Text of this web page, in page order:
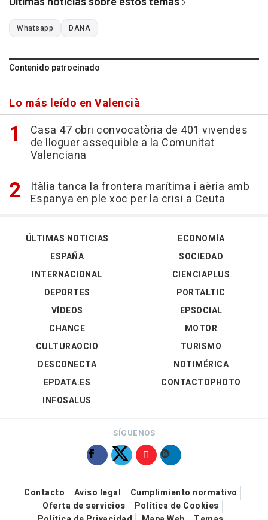
Whatsapp DANA
Contenido patrocinado
Lo más leído en Valencià
Casa 47 obri convocatòria de 401 vivendes
de lloguer assequible a la Comunitat
Valenciana
Itàlia tanca la frontera marítima i aèria amb
Espanya en ple xoc per la crisi a Ceuta
ÚLTIMAS NOTICIAS
ESPAÑA
INTERNACIONAL
DEPORTES
VÍDEOS
ECONOMÍA
SOCIEDAD
CIENCIAPLUS
PORTALTIC
EPSOCIAL
CHANCE
CULTURAOCIO
DESCONECTA
EPDATA.ES
INFOSALUS
MOTOR
TURISMO
NOTIMÉRICA
CONTACTOPHOTO
SÍGUENOS
Contacto Aviso legal
Cumplimiento normativo
Oferta de servicios
Política de Cookies